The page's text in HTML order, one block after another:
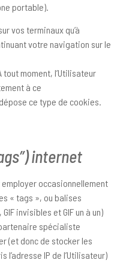
portable).
vos terminaux qu’à
votre navigation sur le
tout moment, l’Utilisateur
à ce
dépose ce type de cookies.
internet
occasionnellement
« tags », ou balises
invisibles et GIF un à un)
spécialiste
(et donc de stocker les
IP de l’Utilisateur)